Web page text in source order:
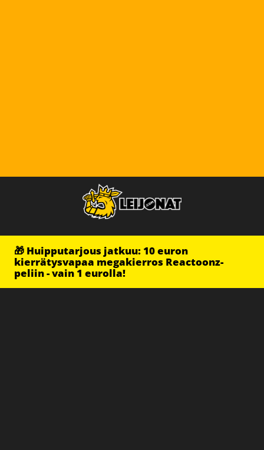
🎁 Huipputarjous jatkuu: 10 euron
kierrätysvapaa megakierros Reactoonz-
peliin - vain 1 eurolla!